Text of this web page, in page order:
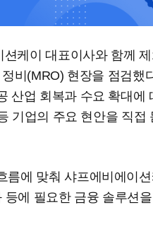
케이 대표이사와 함께 제
비(MRO) 현장을 점검했
산업 회복과 수요 확대에
기업의 주요 현안을 직접
에 맞춰 샤프에비에이션
에 필요한 금융 솔루션